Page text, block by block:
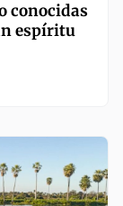
conocidas
espíritu